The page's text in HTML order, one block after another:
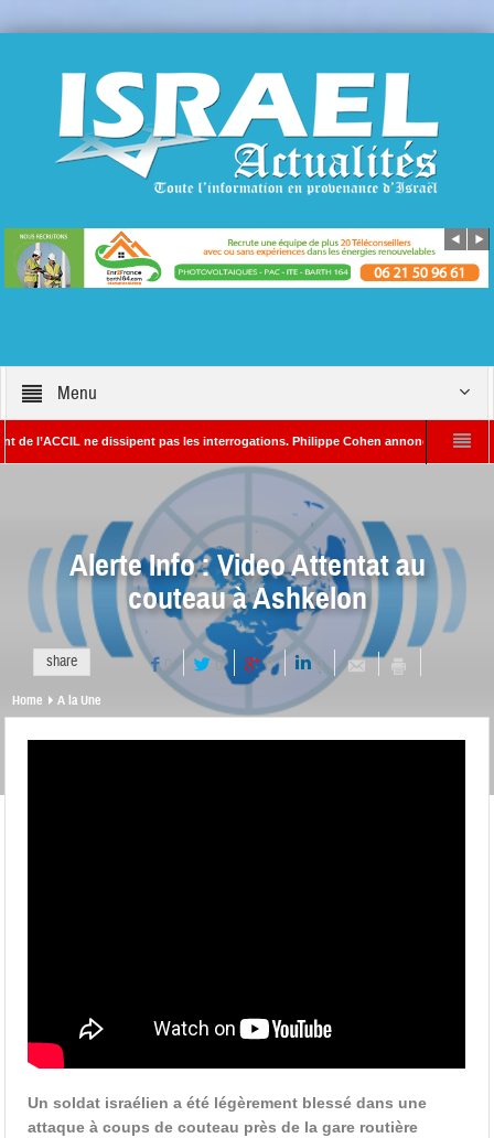
Menu
ne dissipent pas les interrogations. Philippe Cohen annonce se réserver le
– Rédacteur en chef d’Israël Actualités L’Iran menace de frapper Tel-
Alerte Info : Video Attentat au
couteau à Ashkelon
share 0 0 0 0
Home A la Une
Un soldat israélien a été légèrement blessé dans une
attaque à coups de couteau près de la gare routière